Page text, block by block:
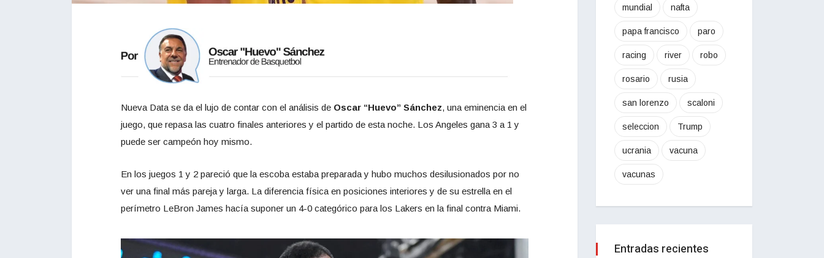
Nueva Data se da el lujo de contar con el análisis de Oscar “Huevo” Sánchez, una eminencia en el
juego, que repasa las cuatro finales anteriores y el partido de esta noche. Los Angeles gana 3 a 1 y
puede ser campeón hoy mismo.
En los juegos 1 y 2 pareció que la escoba estaba preparada y hubo muchos desilusionados por no
ver una final más pareja y larga. La diferencia física en posiciones interiores y de su estrella en el
perímetro LeBron James hacía suponer un 4-0 categórico para los Lakers en la final contra Miami.
mundial nafta
papa francisco paro
racing river robo
rosario rusia
san lorenzo scaloni
seleccion Trump
ucrania vacuna
vacunas
Entradas recientes